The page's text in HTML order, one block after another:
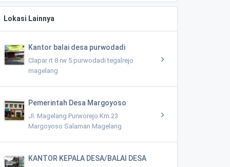
Lokasi Lainnya
Kantor balai desa purwodadi
Clapar rt 8 rw 5 purwodadi tegalrejo
magelang
Pemerintah Desa Margoyoso
Jl. Magelang Purworejo Km.23
Margoyoso Salaman Magelang
KANTOR KEPALA DESA/BALAI DESA